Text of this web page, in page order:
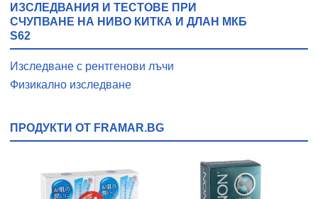
ИЗСЛЕДВАНИЯ И ТЕСТОВЕ ПРИ
СЧУПВАНЕ НА НИВО КИТКА И ДЛАН МКБ
S62
Изследване с рентгенови лъчи
Физикално изследване
ПРОДУКТИ ОТ FRAMAR.BG